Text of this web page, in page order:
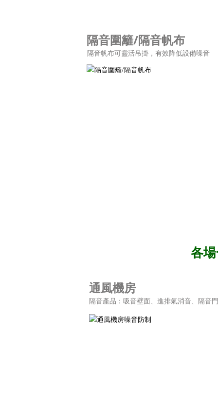
隔音帆布可靈活吊掛，有效降低設備噪音
各
隔音圍籬/隔音帆布
隔音產品：吸音壁面、進排氣消音、隔音門
通風機房